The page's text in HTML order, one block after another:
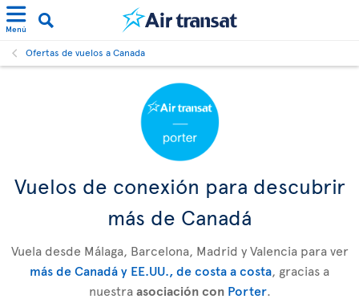
Menú
Ofertas de vuelos a Canada
Vuelos de conexión para descubrir
más de Canadá
Vuela desde Málaga, Barcelona, Madrid y Valencia para ver
más de Canadá y EE.UU., de costa a costa, gracias a
nuestraasociación con Porter.